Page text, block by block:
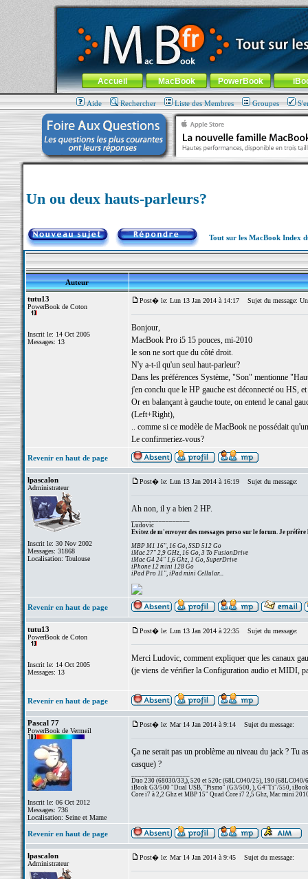
MacBook-fr.com : 100% Apple... 100% nomade !
Aller au contenu-Aller au menu général-Aller au menu de
Menu général
Accueil MacBook PowerBook
Aide Rechercher Liste des Membres Groupes
Un ou deux hauts-parleurs?
Tout sur les MacBook Index
Auteur
tutu13
PowerBook de Coton
Inscrit le: 14 Oct 2005
Messages: 13
Post� le: Lun 13 Jan 2014 à 14:17 Sujet du message:
Bonjour,
MacBook Pro i5 15 pouces, mi-2010
le son ne sort que du côté droit.
N'y a-t-il qu'un seul haut-parleur?
Dans les préférences Système, "Son" mentionne
j'en conclu que le HP gauche est déconnecté ou HS,
Or en balançant à gauche toute, on entend le canal
(Left+Right),
.. comme si ce modèle de MacBook ne possédait
Le confirmeriez-vous?
Revenir en haut de page
lpascalon
Administrateur
Inscrit le: 30 Nov 2002
Messages: 31868
Localisation: Toulouse
Post� le: Lun 13 Jan 2014 à 16:19 Sujet du message:
Ah non, il y a bien 2 HP.
Ludovic
Evitez de m'envoyer des messages perso sur le forum. Je préfère
MBP M1 16", 16 Go, SSD 512 Go
iMac 27" 2,9 GHz, 16 Go, 3 To FusionDrive
iMac G4 24" 1,6 Ghz, 1 Go, SuperDrive
iPhone 12 mini 128 Go
iPad Pro 11", iPad mini Cellular...
Revenir en haut de page
tutu13
PowerBook de Coton
Inscrit le: 14 Oct 2005
Messages: 13
Post� le: Lun 13 Jan 2014 à 22:35 Sujet du message:
Merci Ludovic, comment expliquer que les canaux
(je viens de vérifier la Configuration audio et MIDI,
Revenir en haut de page
Pascal 77
PowerBook de Vermeil
Inscrit le: 06 Oct 2012
Messages: 736
Localisation: Seine et Marne
Post� le: Mar 14 Jan 2014 à 9:14 Sujet du message:
Ça ne serait pas un problème au niveau du jack ? Tu
casque) ?
Duo 230 (68030/33,), 520 et 520c (68LC040/25), 190 (68LC040/
iBook G3/500 "Dual USB, "Pismo" (G3/500, ), G4"Ti"/550,
Core i7 à 2,2 Ghz et MBP 15" Quad Core i7 2,5 Ghz, Mac mini
Revenir en haut de page
lpascalon
Administrateur
Post� le: Mar 14 Jan 2014 à 9:45 Sujet du message: